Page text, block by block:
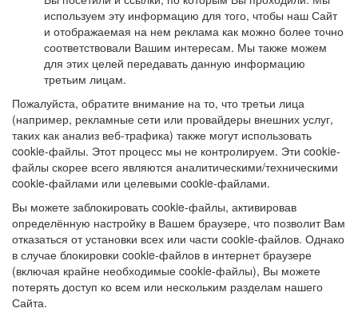
используем эту информацию для того, чтобы наш Сайт
и отображаемая на нем реклама как можно более точно
соответствовали Вашим интересам. Мы также можем
для этих целей передавать данную информацию
третьим лицам.
Пожалуйста, обратите внимание на то, что третьи лица
(например, рекламные сети или провайдеры внешних услуг,
таких как анализ веб-трафика) также могут использовать
cookie-файлы. Этот процесс мы не контролируем. Эти cookie-
файлы скорее всего являются аналитическими/техническими
cookie-файлами или целевыми cookie-файлами.
Вы можете заблокировать cookie-файлы, активировав
определённую настройку в Вашем браузере, что позволит Вам
отказаться от установки всех или части cookie-файлов. Однако
в случае блокировки cookie-файлов в интернет браузере
(включая крайне необходимые cookie-файлы), Вы можете
потерять доступ ко всем или нескольким разделам нашего
Сайта.